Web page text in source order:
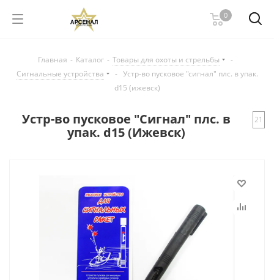
0
Главная - Каталог - Товары для охоты и стрельбы
-
Сигнальные устройства
- Устр-во пусковое "сигнал" плс. в упак.
d15 (ижевск)
Устр-во пусковое "Сигнал" плс. в
упак. d15 (Ижевск)
21